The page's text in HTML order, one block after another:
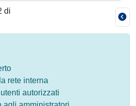
di
rete interna
autorizzati